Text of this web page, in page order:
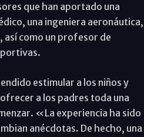
que han aportado una
una ingeniera aeronáutica,
como un profesor de
estimular a los niños y
a los padres toda una
«La experiencia ha sido
anécdotas. De hecho, una